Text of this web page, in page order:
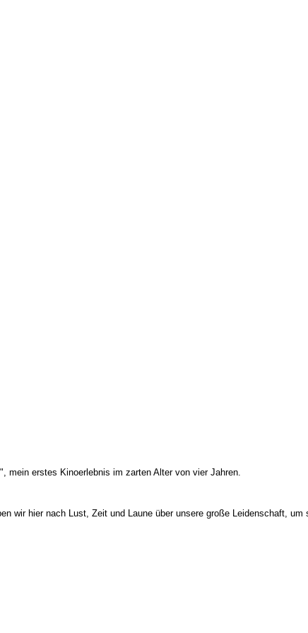
mein erstes Kinoerlebnis im zarten Alter von vier Jahren.
wir hier nach Lust, Zeit und Laune über unsere große Leidenschaft,